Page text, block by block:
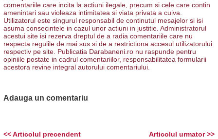
comentariile care incita la actiuni ilegale, precum si cele care contin
amenintari sau violeaza intimitatea si viata privata a cuiva.
Utilizatorul este singurul responsabil de continutul mesajelor si isi
asuma consecintele in cazul unor actiuni in justitie. Administratorul
acestui site isi rezerva dreptul de a radia comentariile care nu
respecta regulile de mai sus si de a restrictiona accesul utilizatorului
respectiv pe site. Publicatia Darabaneni.ro nu raspunde pentru
opiniile postate in cadrul comentariilor, responsabilitatea formularii
acestora revine integral autorului comentariului.
Adauga un comentariu
Articolul urmator >>
<< Articolul precendent